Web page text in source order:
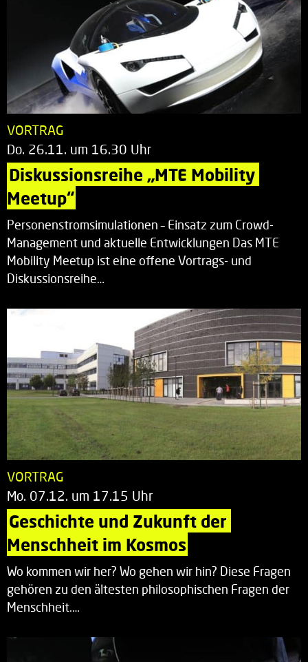
VORTRAG
Do. 26.11. um 16.30 Uhr
Diskussionsreihe „MTE Mobility
Meetup“
Personenstromsimulationen – Einsatz zum Crowd-
Management und aktuelle Entwicklungen Das MTE
Mobility Meetup ist eine offene Vortrags- und
Diskussionsreihe…
VORTRAG
Mo. 07.12. um 17.15 Uhr
Geschichte und Zukunft der
Menschheit im Kosmos
Wo kommen wir her? Wo gehen wir hin? Diese Fragen
gehören zu den ältesten philosophischen Fragen der
Menschheit.…